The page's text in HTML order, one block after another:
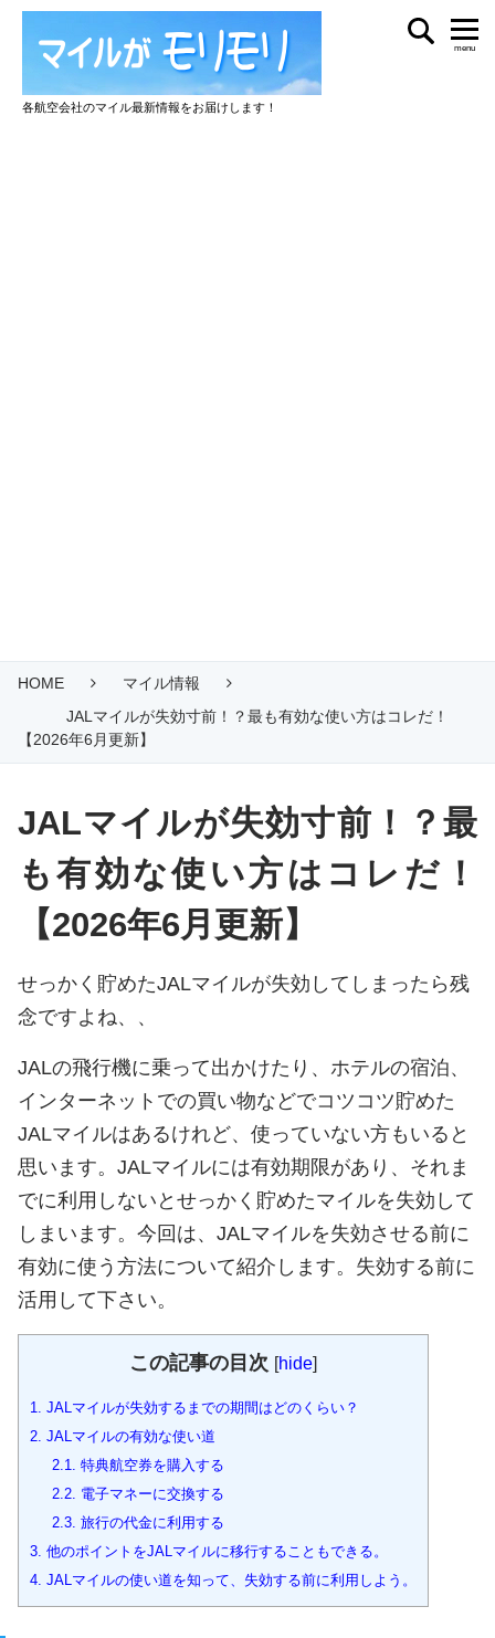
各航空会社のマイル最新情報をお届けします！
menu
HOME
マイル情報
JALマイルが失効寸前！？最も有効な使い方はコレだ！
【2026年6月更新】
JALマイルが失効寸前！？最
も有効な使い方はコレだ！
【2026年6月更新】
せっかく貯めたJALマイルが失効してしまったら残
念ですよね、、
JALの飛行機に乗って出かけたり、ホテルの宿泊、
インターネットでの買い物などでコツコツ貯めた
JALマイルはあるけれど、使っていない方もいると
思います。JALマイルには有効期限があり、それま
でに利用しないとせっかく貯めたマイルを失効して
しまいます。今回は、JALマイルを失効させる前に
有効に使う方法について紹介します。失効する前に
活用して下さい。
この記事の目次 [hide]
1.
JALマイルが失効するまでの期間はどのくらい？
2. JALマイルの有効な使い道
2.1.
特典航空券を購入する
2.2. 電子マネーに交換する
2.3. 旅行の代金に利用する
3. 他のポイントをJALマイルに移行することもできる。
4. JALマイルの使い道を知って、失効する前に利用しよう。